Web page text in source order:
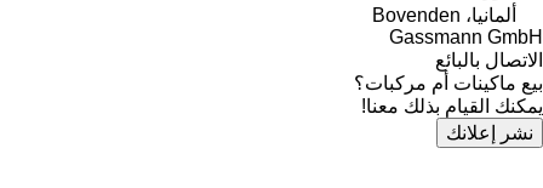
ألمانيا، Bovenden
Gassmann GmbH
الاتصال بالبائع
بيع ماكينات أم مركبات؟
يمكنك القيام بذلك معنا!
نشر إعلانك